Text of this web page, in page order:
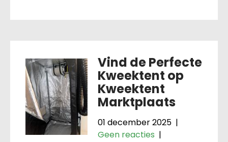
Vind de Perfecte
Kweektent op
Kweektent
Marktplaats
01 december 2025 |
Geen reacties |